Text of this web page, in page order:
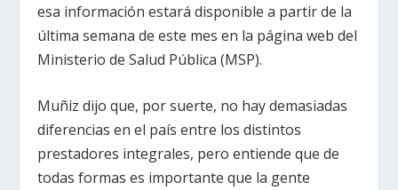
esa información estará disponible a partir de la
última semana de este mes en la página web del
Ministerio de Salud Pública (MSP).
Muñiz dijo que, por suerte, no hay demasiadas
diferencias en el país entre los distintos
prestadores integrales, pero entiende que de
todas formas es importante que la gente